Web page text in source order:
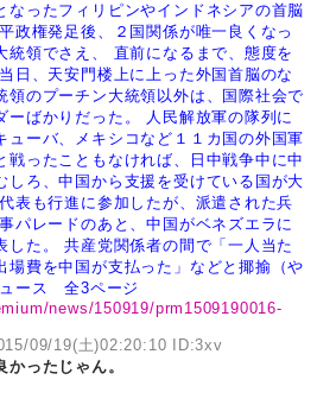
なったフィリピンやインドネシアの首脳
政権発足後、２国関係が唯一良くなっ
領でさえ、
直前になるまで、態度を
日、天安門楼上に上った外国首脳のな
領のプーチン大統領以外は、国際社会で
ばかりだった。
人民解放軍の隊列に
ューバ、メキシコなど１１カ国の外国軍
戦ったこともなければ、日中戦争中に中
しろ、中国から支援を受けている国が大
表も行進に参加したが、派遣された兵
パレードのあと、中国がベネズエラに
た。
共産党関係者の間で「一人当た
場費を中国が支払った」などと揶揄（や
ース 全3ページ
news/150919/prm1509190016-
09/19(土)02:20:10 ID:3xv
ったじゃん。